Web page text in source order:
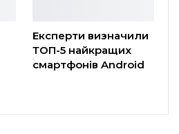
Експерти визначили
ТОП-5 найкращих
смартфонів Android